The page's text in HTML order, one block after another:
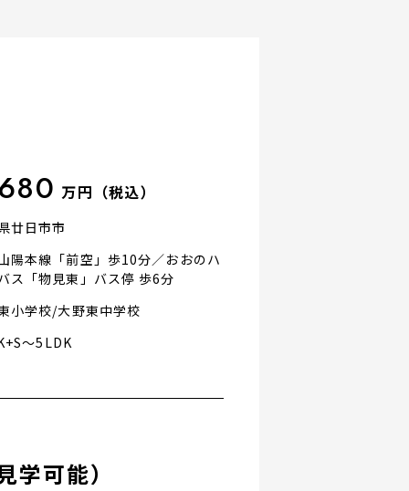
万円（税込）
廿日市市
陽本線「前空」歩10分／おおのハ
ス「物見東」バス停 歩6分
小学校/大野東中学校
～5LDK
可能）